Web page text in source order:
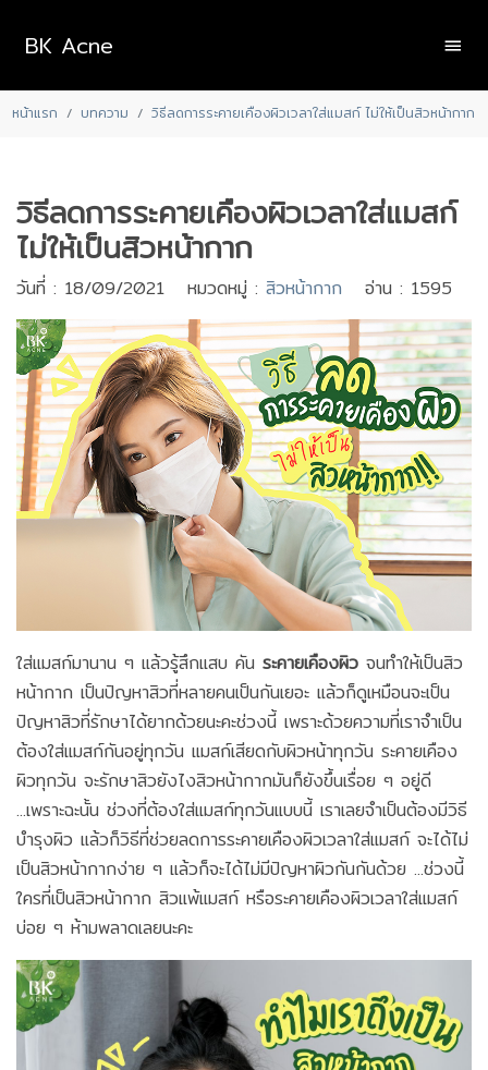
BK Acne
หน้าแรก บทความ วิธีลดการระคายเคืองผิวเวลาใส่แมสก์ ไม่ให้เป็นสิวหน้ากาก
วิธีลดการระคายเคืองผิวเวลาใส่แมสก์
ไม่ให้เป็นสิวหน้ากาก
วันที่ : 18/09/2021 หมวดหมู่ : สิวหน้ากาก อ่าน : 1595
ใส่แมสก์มานาน ๆ แล้วรู้สึกแสบ คัน ระคายเคืองผิว จนทำให้เป็นสิว
หน้ากาก เป็นปัญหาสิวที่หลายคนเป็นกันเยอะ แล้วก็ดูเหมือนจะเป็น
ปัญหาสิวที่รักษาได้ยากด้วยนะคะช่วงนี้ เพราะด้วยความที่เราจำเป็น
ต้องใส่แมสก์กันอยู่ทุกวัน แมสก์เสียดกับผิวหน้าทุกวัน ระคายเคือง
ผิวทุกวัน จะรักษาสิวยังไงสิวหน้ากากมันก็ยังขึ้นเรื่อย ๆ อยู่ดี
...เพราะฉะนั้น ช่วงที่ต้องใส่แมสก์ทุกวันแบบนี้ เราเลยจำเป็นต้องมีวิธี
บำรุงผิว แล้วก็วิธีที่ช่วยลดการระคายเคืองผิวเวลาใส่แมสก์ จะได้ไม่
เป็นสิวหน้ากากง่าย ๆ แล้วก็จะได้ไม่มีปัญหาผิวกันกันด้วย ...ช่วงนี้
ใครที่เป็นสิวหน้ากาก สิวแพ้แมสก์ หรือระคายเคืองผิวเวลาใส่แมสก์
บ่อย ๆ ห้ามพลาดเลยนะคะ